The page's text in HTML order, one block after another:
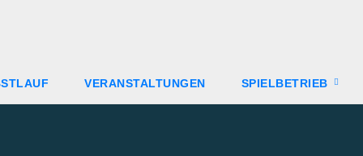
VERANSTALTUNGEN SPIELBETRIEB